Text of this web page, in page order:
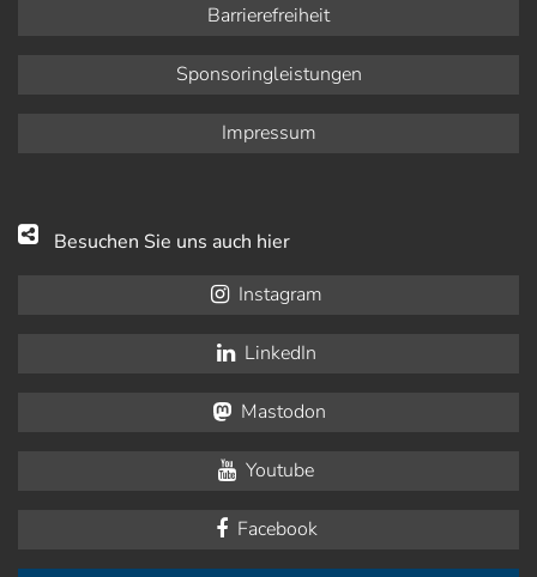
Barrierefreiheit
Sponsoringleistungen
Impressum
Besuchen Sie uns auch hier
Instagram
LinkedIn
Mastodon
Youtube
Facebook